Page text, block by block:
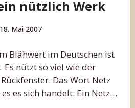
nützlich Werk
18. Mai 2007
Blähwert im Deutschen ist
Es nützt so viel wie der
Das Wort Netz
es sich handelt: Ein Netz…